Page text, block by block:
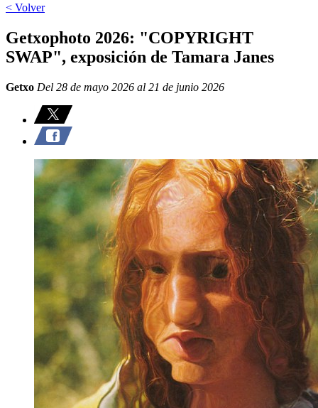
< Volver
Getxophoto 2026: "COPYRIGHT
SWAP", exposición de Tamara Janes
Getxo Del 28 de mayo 2026 al 21 de junio 2026